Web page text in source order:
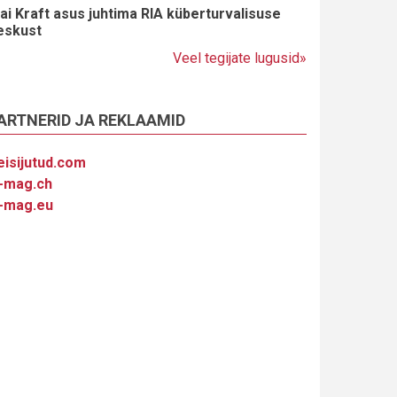
Kraft asus juhtima RIA küberturvalisuse
Veel tegijate lugusid»
JA REKLAAMID
mag.ch
mag.eu